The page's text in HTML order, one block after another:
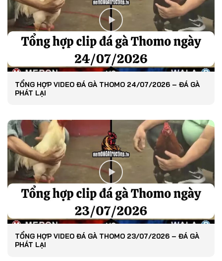
TỔNG HỢP VIDEO ĐÁ GÀ THOMO 24/07/2026 – ĐÁ GÀ
PHÁT LẠI
TỔNG HỢP VIDEO ĐÁ GÀ THOMO 23/07/2026 – ĐÁ GÀ
PHÁT LẠI